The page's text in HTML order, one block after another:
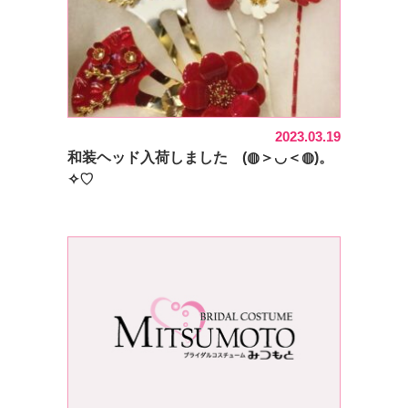
2023.03.19
和装ヘッド入荷しました (◍＞◡＜◍)。
✧♡